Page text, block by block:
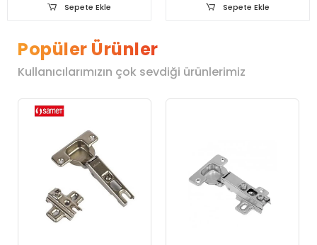
Sepete Ekle Sepete Ekle
Popüler Ürünler
Kullanıcılarımızın çok sevdiği ürünlerimiz